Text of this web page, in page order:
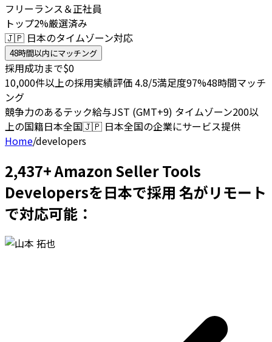
フリーランス＆正社員
トップ2%厳選済み
🇯🇵 日本のタイムゾーン対応
48時間以内にマッチング
採用成功まで$0
10,000件以上の採用実績評価 4.8/5満足度97%48時間マッチ
ング
競争力のあるテック給与JST (GMT+9) タイムゾーン200以
上の国籍日本全国🇯🇵 日本全国の企業にサービス提供
Home/developers
2,437+ Amazon Seller Tools
Developersを日本で採用 名がリモート
で対応可能：